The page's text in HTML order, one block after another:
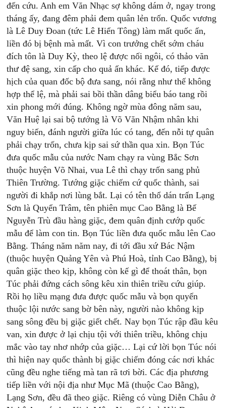
đến cứu. Anh em Văn Nhạc sợ không dám ở, ngay trong
tháng ấy, đang đêm phải đem quân lẻn trốn. Quốc vương
là Lê Duy Đoan (tức Lê Hiển Tông) làm mất quốc ấn,
liền đó bị bệnh mà mất. Vì con trưởng chết sớm cháu
đích tôn là Duy Kỳ, theo lệ được nối ngôi, có thảo văn
thư đệ sang, xin cấp cho quả ấn khác. Kế đó, tiếp được
hịch của quan đốc bộ đưa sang, nói rằng như thế không
hợp thể lệ, mà phải sai bồi thần dâng biểu báo tang rồi
xin phong mới đúng. Không ngờ mùa đông năm sau,
Văn Huệ lại sai bộ tướng là Võ Văn Nhậm nhân khi
nguy biến, đánh người giữa lúc có tang, đến nỗi tự quân
phải chạy trốn, chưa kịp sai sứ thần qua xin. Bọn Túc
đưa quốc mẫu của nước Nam chạy ra vùng Bắc Sơn
thuộc huyện Võ Nhai, vua Lê thì chạy trốn sang phủ
Thiên Trường. Tướng giặc chiếm cứ quốc thành, sai
người đi khắp nơi lùng bắt. Lại có tên thổ dán trấn Lạng
Sơn là Quyển Trâm, tên phiên mục Cao Bằng là Bế
Nguyễn Trù đầu hàng giặc, đem quân định cướp quốc
mẫu để làm con tin. Bọn Túc liền đưa quốc mẫu lên Cao
Bằng. Tháng năm năm nay, đi tới đầu xứ Bác Nậm
(thuộc huyện Quảng Yên và Phú Hoà, tỉnh Cao Bằng), bị
quân giặc theo kịp, không còn kế gì để thoát thân, bọn
Túc phải đứng cách sông kêu xin thiên triều cứu giúp.
Rồi họ liều mạng đưa được quốc mẫu và bọn quyến
thuộc lội nước sang bờ bên này, người nào không kịp
sang sông đều bị giặc giết chết. Nay bọn Túc rập đầu kêu
van, xin được ở lại chịu tội với thiên triều, không chịu
mắc vào tay nhơ nhớp của giặc… Lại cứ lời bọn Túc nói
thì hiện nay quốc thành bị giặc chiếm đóng các nơi khác
cũng đều nghe tiếng mà tan rã tơi bời. Các địa phương
tiếp liền với nội địa như Mục Mã (thuộc Cao Bằng),
Lạng Sơn, đều đã theo giặc. Riêng có vùng Diễn Châu ở